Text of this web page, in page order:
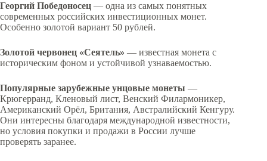
Георгий Победоносец — одна из самых понятных
современных российских инвестиционных монет.
Особенно золотой вариант 50 рублей.
Золотой червонец «Сеятель» — известная монета с
историческим фоном и устойчивой узнаваемостью.
Популярные зарубежные унцовые монеты —
Крюгерранд, Кленовый лист, Венский Филармоникер,
Американский Орёл, Британия, Австралийский Кенгуру.
Они интересны благодаря международной известности,
но условия покупки и продажи в России лучше
проверять заранее.